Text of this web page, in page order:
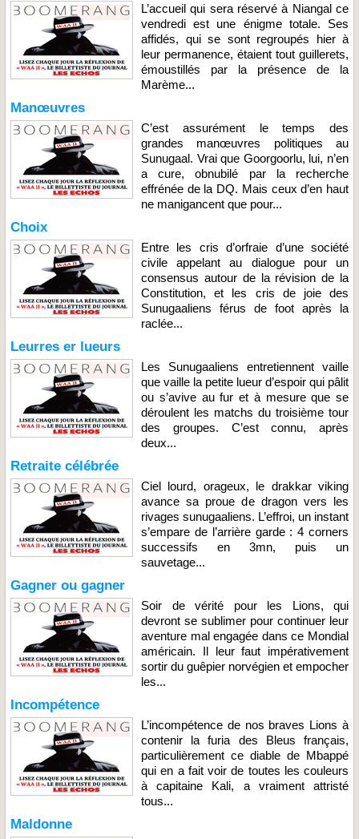
L’accueil qui sera réservé à Niangal ce
vendredi est une énigme totale. Ses
affidés, qui se sont regroupés hier à
leur permanence, étaient tout guillerets,
émoustillés par la présence de la
Marème...
Manœuvres
C’est assurément le temps des
grandes manœuvres politiques au
Sunugaal. Vrai que Goorgoorlu, lui, n’en
a cure, obnubilé par la recherche
effrénée de la DQ. Mais ceux d’en haut
ne manigancent que pour...
Choix
Entre les cris d’orfraie d’une société
civile appelant au dialogue pour un
consensus autour de la révision de la
Constitution, et les cris de joie des
Sunugaaliens férus de foot après la
raclée...
Leurres er lueurs
Les Sunugaaliens entretiennent vaille
que vaille la petite lueur d’espoir qui pâlit
ou s’avive au fur et à mesure que se
déroulent les matchs du troisième tour
des groupes. C’est connu, après
deux...
Retraite célébrée
Ciel lourd, orageux, le drakkar viking
avance sa proue de dragon vers les
rivages sunugaaliens. L’effroi, un instant
s’empare de l’arrière garde : 4 corners
successifs en 3mn, puis un
sauvetage...
Gagner ou gagner
Soir de vérité pour les Lions, qui
devront se sublimer pour continuer leur
aventure mal engagée dans ce Mondial
américain. Il leur faut impérativement
sortir du guêpier norvégien et empocher
les...
Incompétence
L’incompétence de nos braves Lions à
contenir la furia des Bleus français,
particulièrement ce diable de Mbappé
qui en a fait voir de toutes les couleurs
à capitaine Kali, a vraiment attristé
tous...
Maldonne